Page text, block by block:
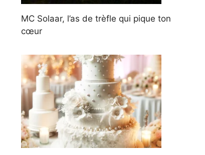
MC Solaar, l’as de trèfle qui pique ton
cœur